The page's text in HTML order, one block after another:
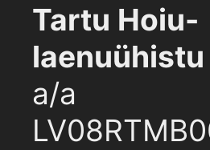
Tartu Hoiu-
laenuühistu
a/a